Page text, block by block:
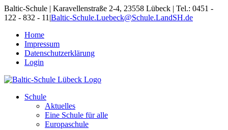
Skip
to
Baltic-Schule | Karavellenstraße 2-4, 23558 Lübeck | Tel.: 0451 -
122 - 832 - 11 |Baltic-Schule.Luebeck@Schule.LandSH.de
Home
Impressum
Datenschutzerklärung
Login
Schule
Aktuelles
Eine Schule für alle
Europaschule